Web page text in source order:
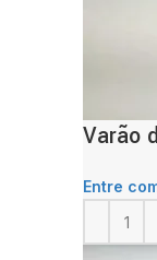
Varão
Entre